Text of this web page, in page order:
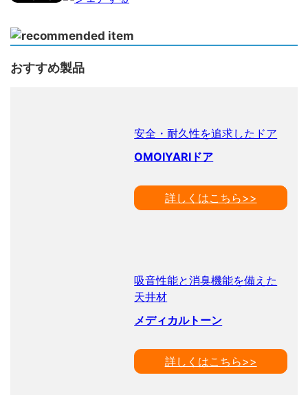
おすすめ製品
安全・耐久性を追求したドア
OMOIYARIドア
詳しくはこちら>>
吸音性能と消臭機能を備えた
天井材
メディカルトーン
詳しくはこちら>>